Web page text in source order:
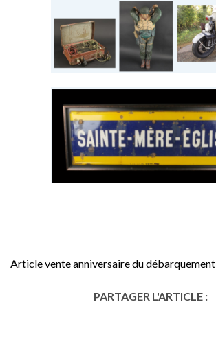
Article vente anniversaire du débarquement
PARTAGER L'ARTICLE :